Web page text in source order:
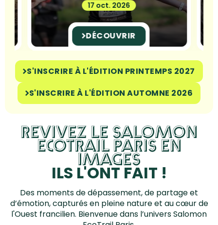
17 oct. 2026
DÉCOUVRIR
S'INSCRIRE À L'ÉDITION PRINTEMPS 2027
S'INSCRIRE À L'ÉDITION AUTOMNE 2026
REVIVEZ LE SALOMON
ECOTRAIL PARIS EN
IMAGES
ILS L'ONT FAIT !
Des moments de dépassement, de partage et
d’émotion, capturés en pleine nature et au cœur de
l'Ouest francilien. Bienvenue dans l’univers Salomon